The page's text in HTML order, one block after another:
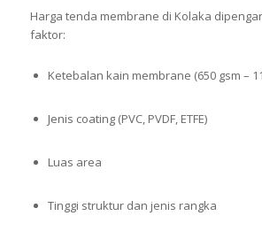
Harga tenda membrane di Kolaka
faktor:
Ketebalan kain membrane (650 gsm –
Jenis coating (PVC, PVDF, ETFE)
Luas area
Tinggi struktur dan jenis rangka